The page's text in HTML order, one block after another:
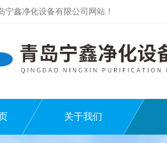
宁鑫净化设备有限公司网站！
关于我们